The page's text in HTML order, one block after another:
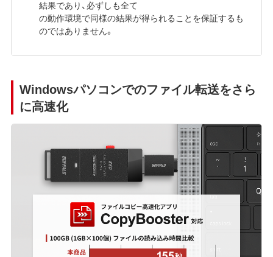
結果であり、必ずしも全て
の動作環境で同様の結果が得られることを保証するも
のではありません。
Windowsパソコンでのファイル転送をさら
に高速化